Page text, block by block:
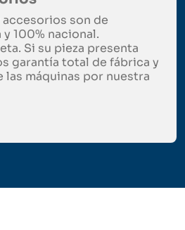
accesorios son de
100% nacional.
Si su pieza presenta
garantía total de fábrica y
máquinas por nuestra